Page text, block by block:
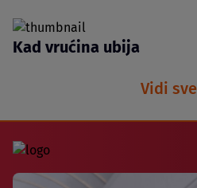
Kad vrućina ubija
Vidi sve